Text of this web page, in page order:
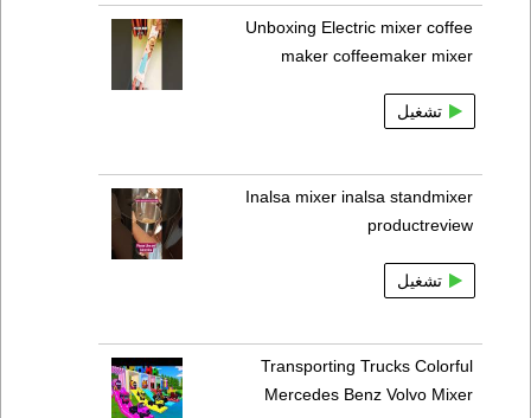
Unboxing Electric mixer coffee
maker coffeemaker mixer
تشغيل
Inalsa mixer inalsa standmixer
productreview
تشغيل
Transporting Trucks Colorful
Mercedes Benz Volvo Mixer